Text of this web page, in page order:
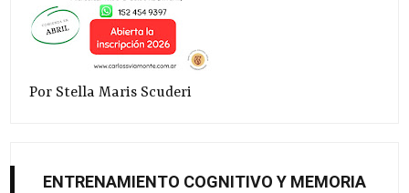
Por Stella Maris Scuderi
ENTRENAMIENTO COGNITIVO Y MEMORIA